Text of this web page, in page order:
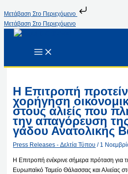
Μετάβαση Στο Περιεχόμενο
Μετάβαση Στο Περιεχόμενο
Η Επιτροπή
χορήγηση
στους αλιείς που
την απαγόρευση της
γάδου Ανατολικής
Press Releases - Δελτία Τύπου / 1
Η Επιτροπή ενέκρινε σήμερα πρόταση για
Ευρωπαϊκό Ταμείο Θάλασσας και Αλιείας